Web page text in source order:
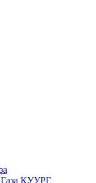
Газа КУУРГ